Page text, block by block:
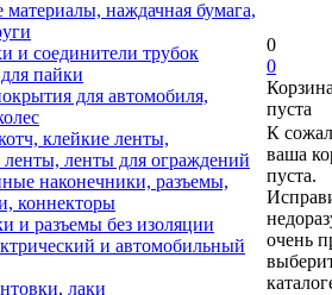
материалы, наждачная бумага,
и соединители трубок
пайки
для автомобиля,
клейкие ленты,
ленты, ленты для ограждений
наконечники, разъемы,
коннекторы
и разъемы без изоляции
и автомобильный
лаки
0
0
пуста
К
ваша
пуста.
очень